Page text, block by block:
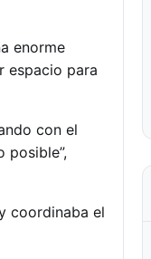
enorme
espacio para
con el
coordinaba el